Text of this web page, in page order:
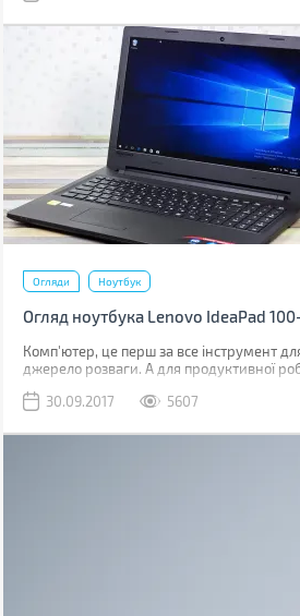
Огляди Ноутбук
Огляд ноутбука Lenovo IdeaPad
Комп'ютер, це перш за все інструмент
джерело розваги. А для продуктивної
у відрядженні або на парах в інституті.
30.09.2017 5607